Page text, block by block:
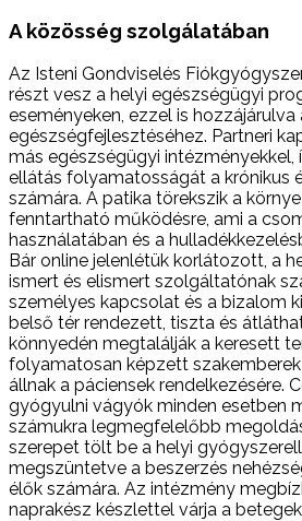
A közösség szolgálatában
Az Isteni Gondviselés
részt vesz a helyi egészségügyi
eseményeken, ezzel is hozzájárulva
egészségfejlesztéséhez. Partneri
más egészségügyi
ellátás folyamatosságát a krónikus
számára. A patika törekszik a
fenntartható működésre, ami a
használatában és a
Bár online jelenlétük korlátozott, a
ismert és elismert szolgáltatónak
személyes kapcsolat és a bizalom
belső tér rendezett, tiszta és
könnyedén megtalálják a keresett
folyamatosan képzett
állnak a páciensek rendelkezésére.
gyógyulni vágyók minden esetben
számukra legmegfelelőbb
szerepet tölt be a helyi
megszüntetve a beszerzés
élők számára. Az intézmény
naprakész készlettel várja a